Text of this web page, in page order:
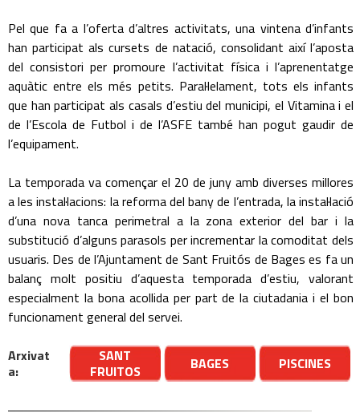
Pel que fa a l’oferta d’altres activitats, una vintena d’infants
han participat als cursets de natació, consolidant així l’aposta
del consistori per promoure l’activitat física i l’aprenentatge
aquàtic entre els més petits. Paral·lelament, tots els infants
que han participat als casals d’estiu del municipi, el Vitamina i el
de l’Escola de Futbol i de l’ASFE també han pogut gaudir de
l’equipament.
La temporada va començar el 20 de juny amb diverses millores
a les instal·lacions: la reforma del bany de l’entrada, la instal·lació
d’una nova tanca perimetral a la zona exterior del bar i la
substitució d’alguns parasols per incrementar la comoditat dels
usuaris. Des de l’Ajuntament de Sant Fruitós de Bages es fa un
balanç molt positiu d’aquesta temporada d’estiu, valorant
especialment la bona acollida per part de la ciutadania i el bon
funcionament general del servei.
Arxivat
a:
SANT
FRUITOS
BAGES PISCINES